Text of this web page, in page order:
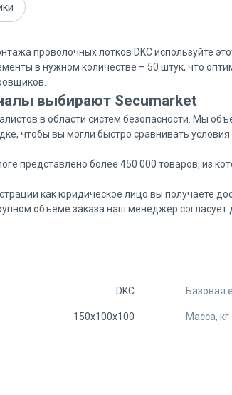
проволочных лотков DKC используйте
в нужном количестве – 50 штук, что
выбирают Secumarket
в области систем безопасности. Мы
чтобы вы могли быстро сравнивать
представлено более 450 000 товаров, из
как юридическое лицо вы получаете
объеме заказа наш менеджер
продавцом и проработаем для вас лучшее
DKC Базовая
150x100x100 Масса, кг